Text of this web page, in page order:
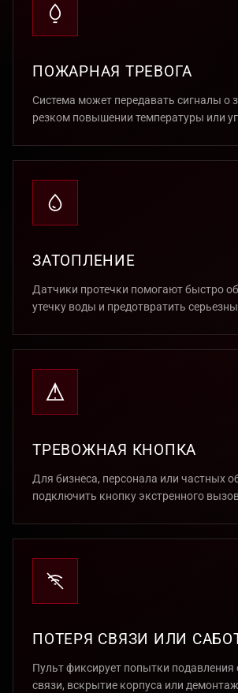
ПОЖАРНАЯ ТРЕВОГА
Система может передавать сигналы о
резком повышении температуры или
ЗАТОПЛЕНИЕ
Датчики протечки помогают быстро
утечку воды и предотвратить
ТРЕВОЖНАЯ КНОПКА
Для бизнеса, персонала или частных
подключить кнопку экстренного
ПОТЕРЯ СВЯЗИ ИЛИ
Пульт фиксирует попытки подавления
связи, вскрытие корпуса или